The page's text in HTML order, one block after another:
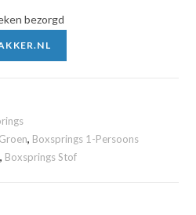
bezorgd
, Boxsprings 1-Persoons
, Boxsprings Stof